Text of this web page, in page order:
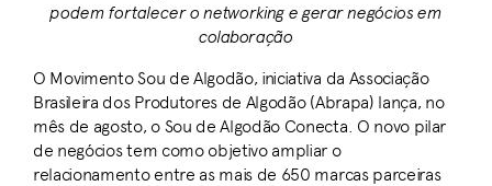
podem fortalecer o networking e gerar negócios em
colaboração
O Movimento Sou de Algodão, iniciativa da Associação
Brasileira dos Produtores de Algodão (Abrapa) lança, no
mês de agosto, o Sou de Algodão Conecta. O novo pilar
de negócios tem como objetivo ampliar o
relacionamento entre as mais de 650 marcas parceiras